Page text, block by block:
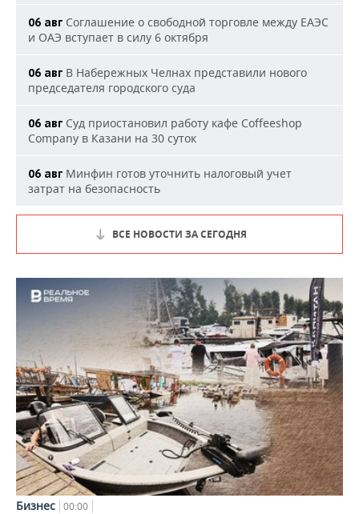
06 авг Соглашение о свободной торговле между ЕАЭС
и ОАЭ вступает в силу 6 октября
06 авг В Набережных Челнах представили нового
председателя городского суда
06 авг Суд приостановил работу кафе Coffeeshop
Company в Казани на 30 суток
06 авг Минфин готов уточнить налоговый учет
затрат на безопасность
ВСЕ НОВОСТИ ЗА СЕГОДНЯ
Бизнес 00:00